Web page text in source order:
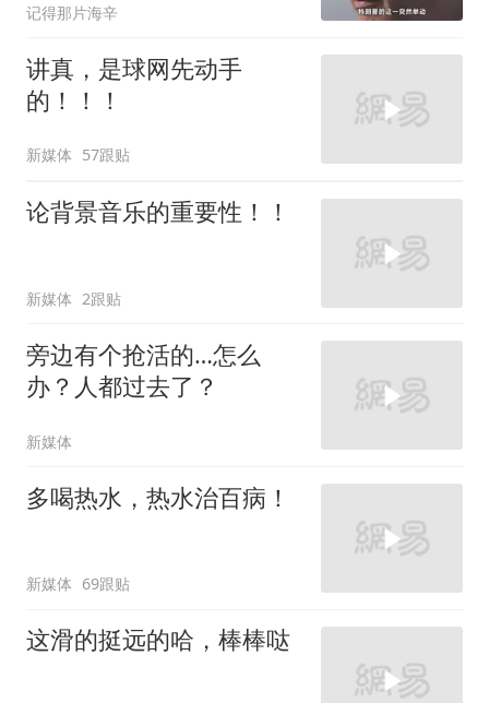
记得那片海辛
讲真，是球网先动手
的！！！
新媒体 57跟贴
论背景音乐的重要性！！
新媒体 2跟贴
旁边有个抢活的…怎么
办？人都过去了？
新媒体
多喝热水，热水治百病！
新媒体 69跟贴
这滑的挺远的哈，棒棒哒